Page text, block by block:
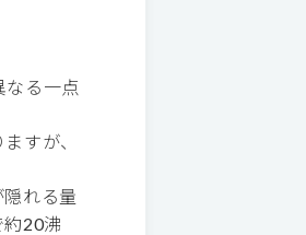
なる一点
すが、
れる量
20沸